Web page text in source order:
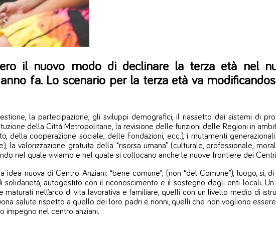
il nuovo modo di declinare la terza età nel
fa. Lo scenario per la terza età va
la partecipazione, gli sviluppi demografici, il riassetto dei sistemi di
della Città Metropolitane, la revisione delle funzioni delle Regioni in
cooperazione sociale, delle Fondazioni, ecc.), i mutamenti generazionali
valorizzazione gratuita della “risorsa umana” (culturale, professionale,
nel quale viviamo e nel quale si collocano anche le nuove frontiere dei Centri
idea nuova di Centro Anziani: “bene comune”, (non “del Comune”), luogo, si,
autogestito con il riconoscimento e il sostegno degli enti locali. Un
nell’arco di vita lavorativa e familiare, quelli con un livello medio di
salute rispetto a quello dei loro padri e nonni, quelli che non vogliono
impegno nel centro anziani.